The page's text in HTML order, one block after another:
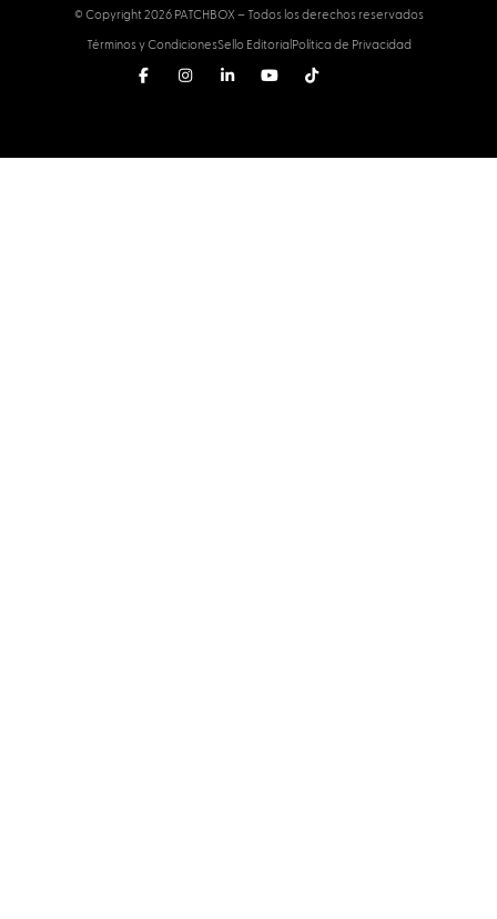
© Copyright 2026 PATCHBOX – Todos los derechos reservados
Términos y CondicionesSello Editorial Política de Privacidad